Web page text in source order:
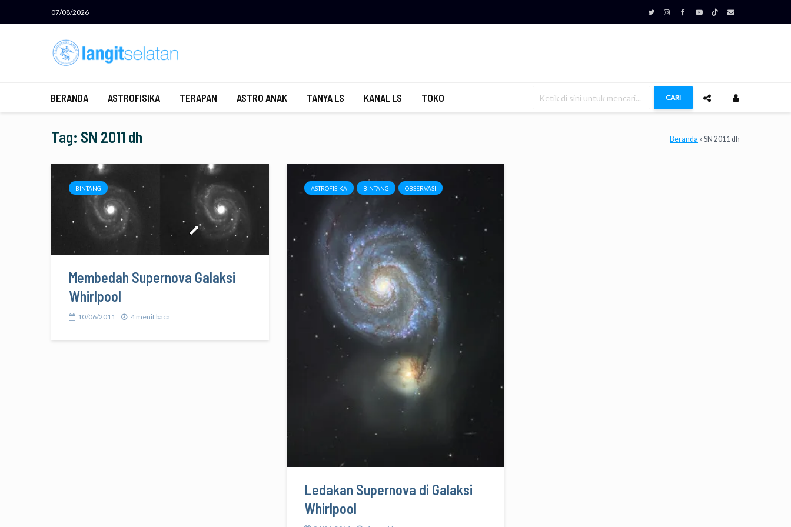
07/08/2026
BERANDA ASTROFISIKA TERAPAN ASTRO ANAK TANYA LS KANAL LS TOKO CARI
Tag: SN 2011 dh Beranda » SN 2011 dh
BINTANG
Membedah Supernova Galaksi
Whirlpool
10/06/2011 4 menit baca
ASTROFISIKA BINTANG OBSERVASI
Ledakan Supernova di Galaksi
Whirlpool